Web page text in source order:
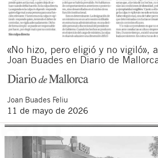
«No hizo, pero eligió y no vigiló»,
Joan Buades en Diario de
Joan Buades Feliu
11 de mayo de 2026